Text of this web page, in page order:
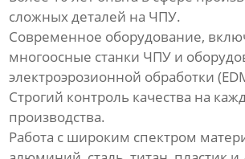
сложных деталей на ЧПУ.
Современное оборудование,
многоосные станки ЧПУ и
электроэрозионной обработки
Строгий контроль качества на
производства.
Работа с широким спектром